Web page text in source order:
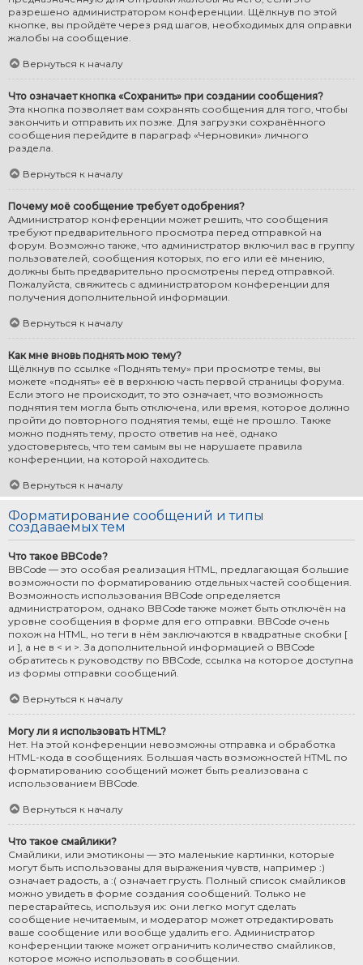
разрешено администратором конференции. Щёлкнув по этой
кнопке, вы пройдёте через ряд шагов, необходимых для оправки
жалобы на сообщение.
Вернуться к началу
Что означает кнопка «Сохранить» при создании сообщения?
Эта кнопка позволяет вам сохранять сообщения для того, чтобы
закончить и отправить их позже. Для загрузки сохранённого
сообщения перейдите в параграф «Черновики» личного
раздела.
Вернуться к началу
Почему моё сообщение требует одобрения?
Администратор конференции может решить, что сообщения
требуют предварительного просмотра перед отправкой на
форум. Возможно также, что администратор включил вас в группу
пользователей, сообщения которых, по его или её мнению,
должны быть предварительно просмотрены перед отправкой.
Пожалуйста, свяжитесь с администратором конференции для
получения дополнительной информации.
Вернуться к началу
Как мне вновь поднять мою тему?
Щёлкнув по ссылке «Поднять тему» при просмотре темы, вы
можете «поднять» её в верхнюю часть первой страницы форума.
Если этого не происходит, то это означает, что возможность
поднятия тем могла быть отключена, или время, которое должно
пройти до повторного поднятия темы, ещё не прошло. Также
можно поднять тему, просто ответив на неё, однако
удостоверьтесь, что тем самым вы не нарушаете правила
конференции, на которой находитесь.
Вернуться к началу
Форматирование сообщений и типы
создаваемых тем
Что такое BBCode?
BBCode — это особая реализация HTML, предлагающая большие
возможности по форматированию отдельных частей сообщения.
Возможность использования BBCode определяется
администратором, однако BBCode также может быть отключён на
уровне сообщения в форме для его отправки. BBCode очень
похож на HTML, но теги в нём заключаются в квадратные скобки [
и ], а не в < и >. За дополнительной информацией о BBCode
обратитесь к руководству по BBCode, ссылка на которое доступна
из формы отправки сообщений.
Вернуться к началу
Могу ли я использовать HTML?
Нет. На этой конференции невозможны отправка и обработка
HTML-кода в сообщениях. Большая часть возможностей HTML по
форматированию сообщений может быть реализована с
использованием BBCode.
Вернуться к началу
Что такое смайлики?
Смайлики, или эмотиконы — это маленькие картинки, которые
могут быть использованы для выражения чувств, например :)
означает радость, а :( означает грусть. Полный список смайликов
можно увидеть в форме создания сообщений. Только не
перестарайтесь, используя их: они легко могут сделать
сообщение нечитаемым, и модератор может отредактировать
ваше сообщение или вообще удалить его. Администратор
конференции также может ограничить количество смайликов,
которое можно использовать в сообщении.